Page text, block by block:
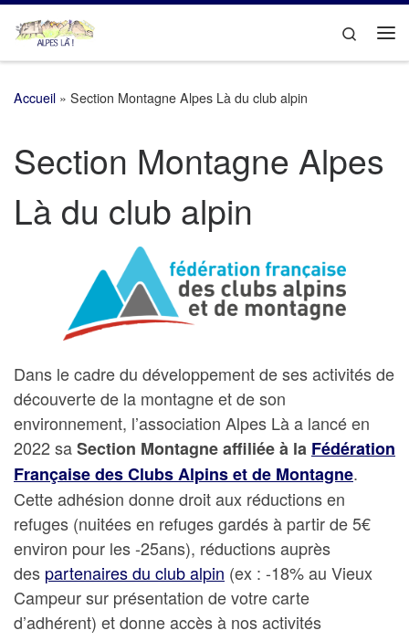
Passer au contenu
Search
Accueil » Section Montagne Alpes Là du club alpin
Section Montagne Alpes
Là du club alpin
Dans le cadre du développement de ses activités de
découverte de la montagne et de son
environnement, l’association Alpes Là a lancé en
2022 saSection Montagne affiliée à la Fédération
Française des Clubs Alpins et de Montagne.
Cette adhésion donne droit aux réductions en
refuges (nuitées en refuges gardés à partir de 5€
environ pour les -25ans), réductions auprès
des partenaires du club alpin (ex : -18% au Vieux
Campeur sur présentation de votre carte
d’adhérent) et donne accès à nos activités